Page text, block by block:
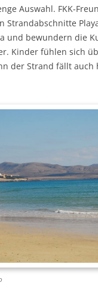
Auswahl. FKK-
Strandabschnitte
und bewundern die
Kinder fühlen sich
der Strand fällt auch